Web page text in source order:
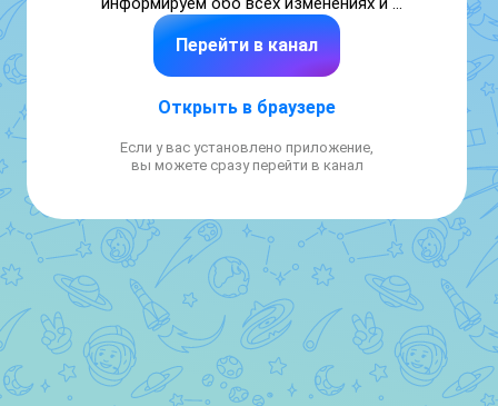
событиях.
• Заявки и расчеты: приложение
Перейти в канал
Открыть в браузере
Если у вас установлено приложение,
вы можете сразу перейти в канал